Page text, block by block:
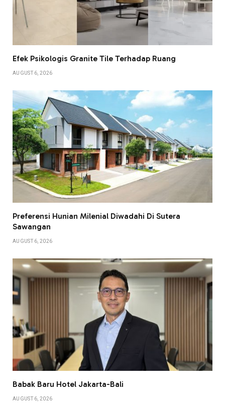
Efek Psikologis Granite Tile Terhadap Ruang
AUGUST 6, 2026
Preferensi Hunian Milenial Diwadahi Di Sutera
Sawangan
AUGUST 6, 2026
Babak Baru Hotel Jakarta-Bali
AUGUST 6, 2026